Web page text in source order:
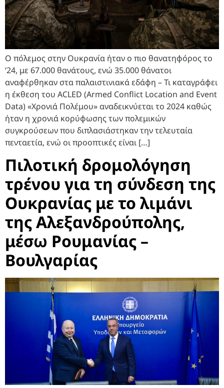
Ο πόλεμος στην Ουκρανία ήταν ο πιο θανατηφόρος το
‘24, με 67.000 θανάτους, ενώ 35.000 θάνατοι
αναφέρθηκαν στα παλαιστινιακά εδάφη – Τι καταγράφει
η έκθεση του ACLED (Armed Conflict Location and Event
Data) «Χρονιά Πολέμου» αναδεικνύεται το 2024 καθώς
ήταν η χρονιά κορύφωσης των πολεμικών
συγκρούσεων που διπλασιάστηκαν την τελευταία
πενταετία, ενώ οι προοπτικές είναι […]
Πιλοτική δρομολόγηση
τρένου για τη σύνδεση της
Ουκρανίας με το λιμάνι
της Αλεξανδρούπολης,
μέσω Ρουμανίας –
Βουλγαρίας